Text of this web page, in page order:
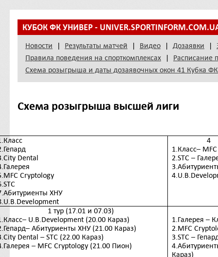
КУБОК ФК УНИВЕР -
Новости | Результаты матчей | Видео | Дозаявки |
Правила поведения на спорткомплексах
|
Расписание
Схема розыгрыша и даты дозаявочных окон 41 Кубка
Схема розыгрыша высшей лиги
Класс
Гепард
Dental
Галерея
Cryptology
Абитуриенты ХНУ
4
1.Класс–
2.STC –
1 тур (17.01 и 07.03)
Класс– U.B.Development (20.00 Караз)
Гепард– Абитуриенты ХНУ(21.00 Караз)
Dental – STC (22.00 Караз)
Галерея – MFC Cryptology (21.00 Пион)
1.Галерея –
2.MFC
3.STC –
4.
Караз)